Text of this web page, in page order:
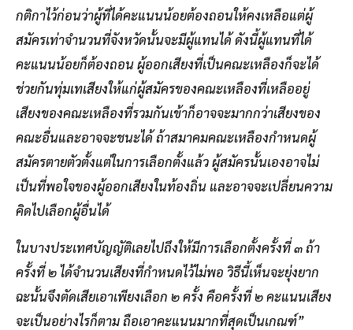
กติกาไว้ก่อนว่าผู้ที่ได้คะแนนน้อยต้องถอนให้คงเหลือแต่ผู้
สมัครเท่าจำนวนที่จังหวัดนั้นจะมีผู้แทนได้ ดังนี้ผู้แทนที่ได้
คะแนนน้อยก็ต้องถอน ผู้ออกเสียงที่เป็นคณะเหลืองก็จะได้
ช่วยกันทุ่มเทเสียงให้แก่ผู้สมัครของคณะเหลืองที่เหลืออยู่
เสียงของคณะเหลืองที่รวมกันเข้าก็อาจจะมากกว่าเสียงของ
คณะอื่นและอาจจะชนะได้ ถ้าสมาคมคณะเหลืองกำหนดผู้
สมัครตายตัวตั้งแต่ในการเลือกตั้งแล้ว ผู้สมัครนั้นเองอาจไม่
เป็นที่พอใจของผู้ออกเสียงในท้องถิ่น และอาจจะเปลี่ยนความ
คิดไปเลือกผู้อื่นได้
ในบางประเทศบัญญัติเลยไปถึงให้มีการเลือกตั้งครั้งที่ ๓ ถ้า
ครั้งที่ ๒ ได้จำนวนเสียงที่กำหนดไว้ไม่พอ วิธีนี้เห็นจะยุ่งยาก
ฉะนั้นจึงตัดเสียเอาเพียงเลือก ๒ ครั้ง คือครั้งที่ ๒ คะแนนเสียง
จะเป็นอย่างไรก็ตาม ถือเอาคะแนนมากที่สุดเป็นเกณฑ์”